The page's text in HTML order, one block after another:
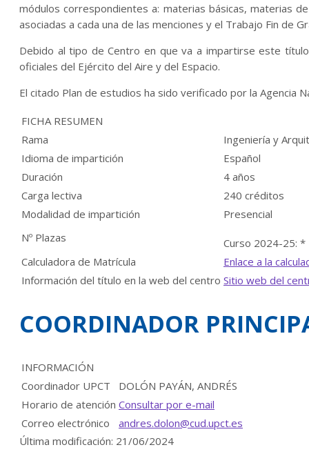
módulos correspondientes a: materias básicas, materias
asociadas a cada una de las menciones y el Trabajo Fin de
Debido al tipo de Centro en que va a impartirse este
oficiales del Ejército del Aire y del Espacio.
El citado Plan de estudios ha sido verificado por la Agencia
FICHA RESUMEN
Rama
Ingeniería y
Idioma de impartición
Español
Duración
4 años
Carga lectiva
240 créditos
Modalidad de impartición
Presencial
Nº Plazas
Curso 2024-25: *
Calculadora de Matrícula
Enlace a la
Información del título en la web del centro Sitio web del
COORDINADOR
INFORMACIÓN
Coordinador UPCT
DOLÓN PAYÁN, ANDRÉS
Horario de atención Consultar por e-mail
Correo electrónico
andres.dolon@cud.upct.es
Última modificación: 21/06/2024